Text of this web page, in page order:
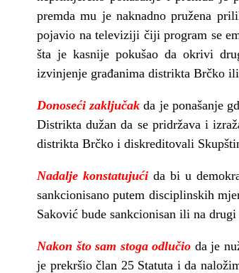
premda mu je naknadno pružena
pojavio na televiziji čiji program se
šta je kasnije pokušao da okrivi
izvinjenje građanima distrikta Brčko
Donoseći zaključak da je ponašanje
Distrikta dužan da se pridržava i
distrikta Brčko i diskreditovali
Nadalje konstatujućida bi u
sankcionisano putem disciplinskih
Saković bude sankcionisan ili na
Nakon što sam stoga odlučio da je
je prekršio član 25 Statuta i da